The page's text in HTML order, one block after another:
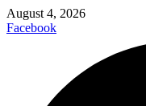
August 4, 2026
Facebook